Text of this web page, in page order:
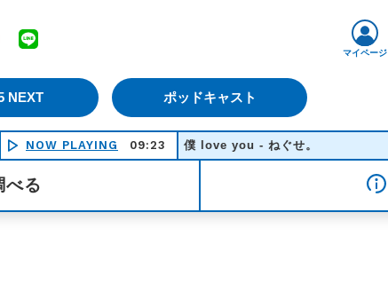
YouTube
NEXT ポッドキャスト
マイページ
NOW PLAYING 09:23
僕 love you - ねぐせ。
べる